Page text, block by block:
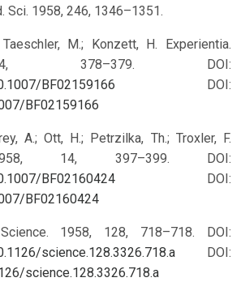
Sci. 1958, 246, 1346–1351.
M.; Konzett, H. Experientia.
378–379. DOI:
BF02159166
DOI:
BF02159166
A.; Ott, H.; Petrzilka, Th.; Troxler, F.
14, 397–399. DOI:
BF02160424
DOI:
BF02160424
1958, 128, 718–718. DOI:
science.128.3326.718.a
DOI:
science.128.3326.718.a